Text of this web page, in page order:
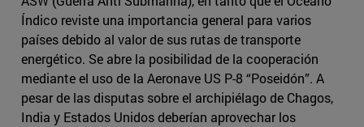
Índico reviste una importancia general para varios
países debido al valor de sus rutas de transporte
energético. Se abre la posibilidad de la cooperación
mediante el uso de la Aeronave US P-8 “Poseidón”. A
pesar de las disputas sobre el archipiélago de Chagos,
India y Estados Unidos deberían aprovechar los